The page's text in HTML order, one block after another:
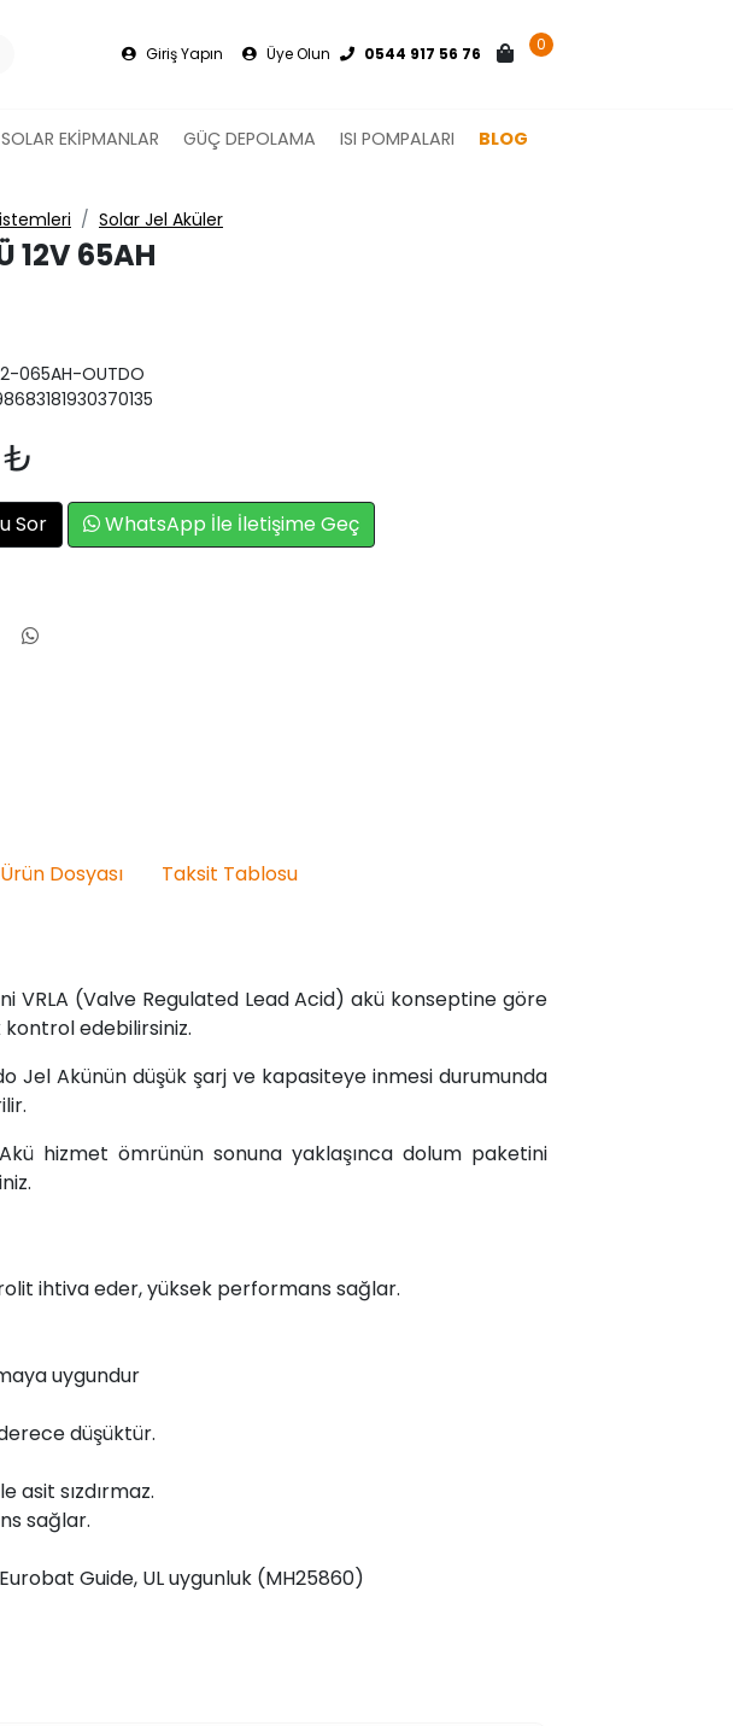
Giriş Yapın Üye Olun 0544 917 56 76 0
SOLAR EKİPMANLAR GÜÇ DEPOLAMA ISI POMPALARI BLOG
Solar Jel Aküler
12V 65AH
065AH-OUTDO
Sor WhatsApp İle İletişime Geç
Ürün Dosyası Taksit Tablosu
(Valve Regulated Lead Acid) akü konseptine göre
kontrol edebilirsiniz.
Jel Akünün düşük şarj ve kapasiteye inmesi durumunda
hizmet ömrünün sonuna yaklaşınca dolum paketini
ihtiva eder, yüksek performans sağlar.
uygundur
düşüktür.
asit sızdırmaz.
sağlar.
Guide, UL uygunluk (MH25860)